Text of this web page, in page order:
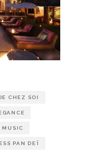
CHEZ SOI
MUSIC
PAN DEÏ